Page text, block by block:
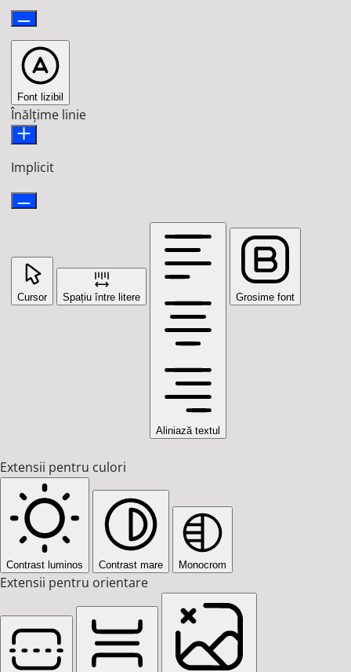
Font lizibil
Înălțime linie
Implicit
Cursor Spațiu între litere
Aliniază textul
Grosime font
Extensii pentru culori
Contrast luminos Contrast mare Monocrom
Extensii pentru orientare